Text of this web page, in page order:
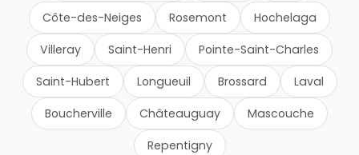
Côte-des-Neiges
Rosemont
Hochelaga
Villeray
Saint-Henri
Pointe-Saint-Charles
Saint-Hubert
Longueuil Brossard
Laval
Boucherville
Châteauguay
Mascouche
Repentigny